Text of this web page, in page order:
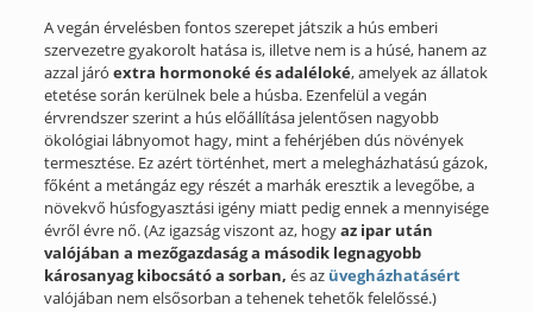
A vegán érvelésben fontos szerepet játszik a hús emberi
szervezetre gyakorolt hatása is, illetve nem is a húsé, hanem az
azzal járó extra hormonoké és adaléloké, amelyek az állatok
etetése során kerülnek bele a húsba. Ezenfelül a vegán
érvrendszer szerint a hús előállítása jelentősen nagyobb
ökológiai lábnyomot hagy, mint a fehérjében dús növények
termesztése. Ez azért történhet, mert a melegházhatású gázok,
főként a metángáz egy részét a marhák eresztik a levegőbe, a
növekvő húsfogyasztási igény miatt pedig ennek a mennyisége
évről évre nő. (Az igazság viszont az, hogyaz ipar után
valójában a mezőgazdaság a második legnagyobb
károsanyag kibocsátó a sorban, és az üvegházhatásért
valójában nem elsősorban a tehenek tehetők felelőssé.)